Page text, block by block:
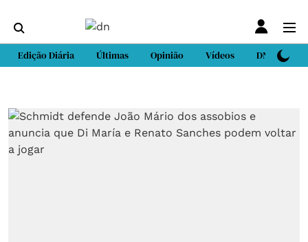
Edição Diária Últimas Opinião Vídeos DN Sport